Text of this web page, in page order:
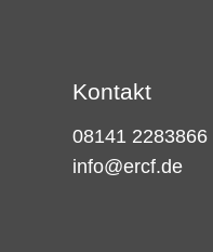
Kontakt
08141 2283866
info@ercf.de